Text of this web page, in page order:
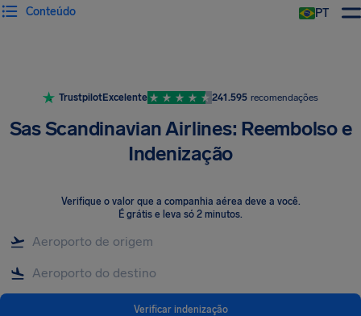
PT
Conteúdo
TrustpilotExcelente 241.595 recomendações
Sas Scandinavian Airlines: Reembolso e
Indenização
Verifique o valor que a companhia aérea deve a você.
É grátis e leva só 2 minutos.
Verificar indenização